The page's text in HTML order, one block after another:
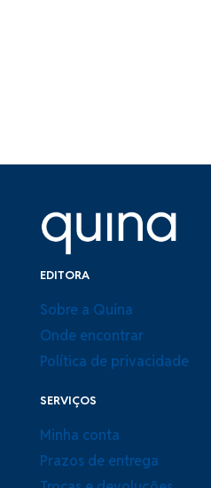
EDITORA
Sobre a Quina
Onde encontrar
Política de privacidade
SERVIÇOS
Minha conta
Prazos de entrega